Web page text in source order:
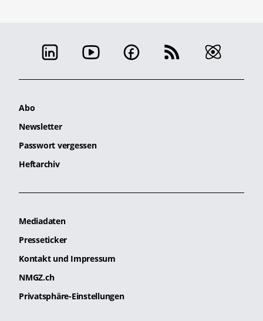
Abo
Newsletter
Passwort vergessen
Heftarchiv
Mediadaten
Presseticker
Kontakt und Impressum
NMGZ.ch
Privatsphäre-Einstellungen